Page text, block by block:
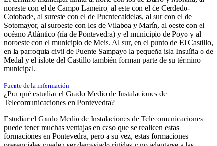
noreste con el de Campo Lameiro, al este con el de Cerdedo-
Cotobade, al sureste con el de Puentecaldelas, al sur con el de
Sotomayor, al suroeste con los de Vilaboa y Marín, al oeste con el
océano Atlántico (ría de Pontevedra) y el municipio de Poyo y al
noroeste con el municipio de Meis. Al sur, en el punto de El Castillo,
en la parroquia civil de Puente Sampayo la pequeña isla Insuíña o de
Medal y el islote del Castillo también forman parte de su término
municipal.​​​​​
Fuente de la información
¿Por qué estudiar el Grado Medio de Instalaciones de
Telecomunicaciones en Pontevedra?
Estudiar el Grado Medio de Instalaciones de Telecomunicaciones
puede tener muchas ventajas en caso que se realicen estas
formaciones en Pontevedra, pero a su vez, estas formaciones